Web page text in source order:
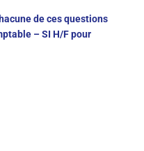
de ces questions
– SI H/F pour